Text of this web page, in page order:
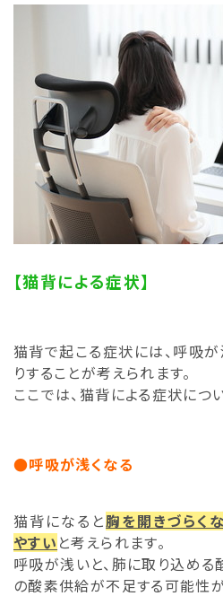
【猫背による症状】
猫背で起こる症状には、呼吸が
りすることが考えられます。
ここでは、猫背による症状につ
●呼吸が浅くなる
猫背になると胸を開きづらく
やすい と考えられます。
呼吸が浅いと、肺に取り込める
の酸素供給が不足する可能性が